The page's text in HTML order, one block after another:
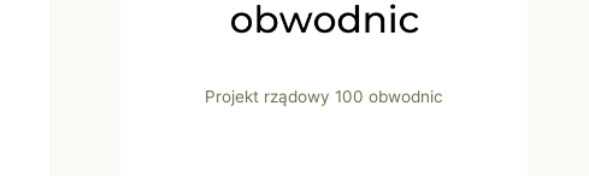
Projekt rządowy 100 obwodnic